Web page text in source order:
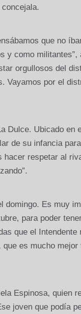
que no
y como militantes”,
orgullosos del
Vayamos por el
Dulce. Ubicado en
de su infancia
hacer respetar al
domingo. Es muy
para poder
que el Intendente
es mucho mejor
Espinosa, quien
joven que podía